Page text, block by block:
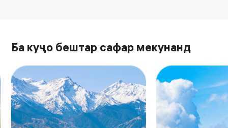
Ба куҷо бештар сафар мекунанд